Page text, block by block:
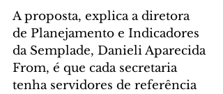
A proposta, explica a diretora
de Planejamento e Indicadores
da Semplade, Danieli Aparecida
From, é que cada secretaria
tenha servidores de referência